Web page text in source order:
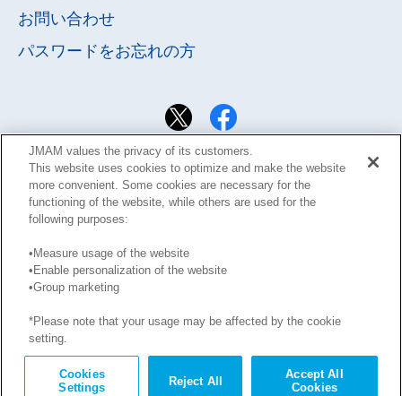
お問い合わせ
パスワードをお忘れの方
サイト利用規約
このサイトに掲載された記事の無断転載を禁じます。
Copyright © JMA Management Center Inc.
JMAM values the privacy of its customers.
This website uses cookies to optimize and make the website
more convenient. Some cookies are necessary for the
functioning of the website, while others are used for the
following purposes:
•Measure usage of the website
•Enable personalization of the website
•Group marketing
*Please note that your usage may be affected by the cookie
setting.
Cookies
Settings
Reject All
Accept All
Cookies